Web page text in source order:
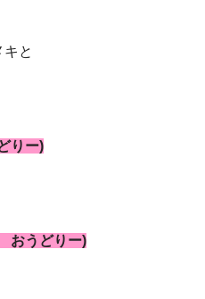
と
りー)
うどりー)